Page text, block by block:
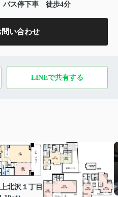
バス停下車 徒歩4分
問い合わせ
LINEで共有する
北沢１丁目